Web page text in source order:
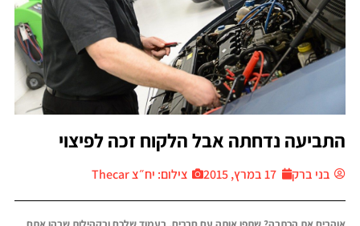
התביעה נדחתה אבל הלקוח זכה לפיצוי
בני ברק 17 במרץ, 2015 צילום: יח״צ Thecar